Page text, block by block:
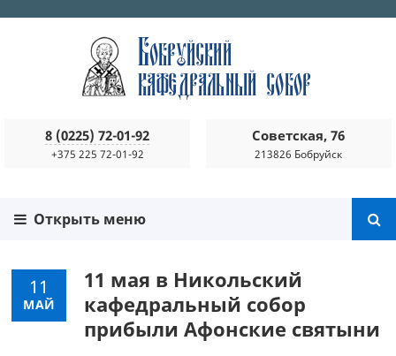
8 (0225) 72-01-92
+375 225 72-01-92
Советская, 76
213826 Бобруйск
Открыть меню
11
МАЙ
11 мая в Никольский
кафедральный собор
прибыли Афонские святыни